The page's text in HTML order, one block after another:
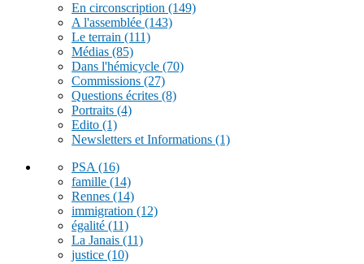
En circonscription (149)
A l'assemblée (143)
Le terrain (111)
Médias (85)
Dans l'hémicycle (70)
Commissions (27)
Questions écrites (8)
Portraits (4)
Edito (1)
Newsletters et Informations (1)
PSA (16)
famille (14)
Rennes (14)
immigration (12)
égalité (11)
La Janais (11)
justice (10)